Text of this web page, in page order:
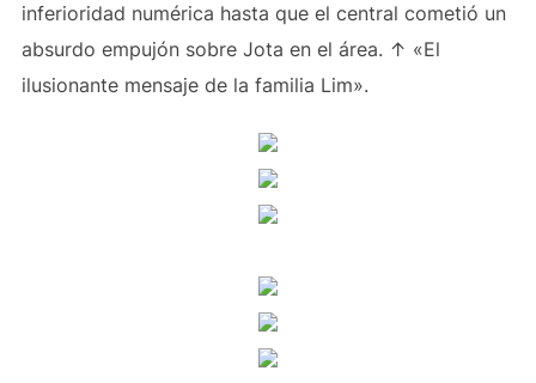
inferioridad numérica hasta que el central cometió un
absurdo empujón sobre Jota en el área. ↑ «El
ilusionante mensaje de la familia Lim».